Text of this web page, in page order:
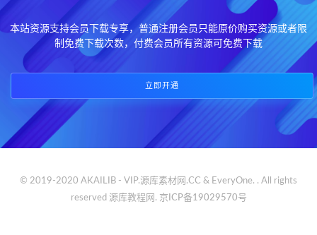
本站资源支持会员下载专享，普通注册会员只能原价购买资源或者限
制免费下载次数，付费会员所有资源可免费下载
立即开通
© 2019-2020 AKAILIB - VIP.源库素材网.CC & EveryOne. . All rights
reserved 源库教程网. 京ICP备19029570号